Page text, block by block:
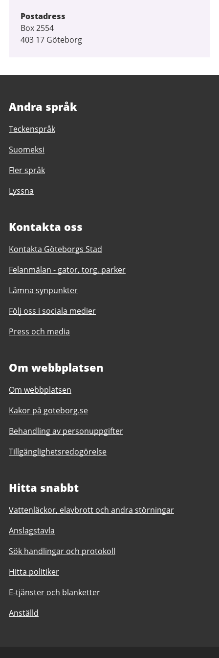
Postadress
Box 2554
403 17 Göteborg
Andra språk
Teckenspråk
Suomeksi
Fler språk
Lyssna
Kontakta oss
Kontakta Göteborgs Stad
Felanmälan - gator, torg, parker
Lämna synpunkter
Följ oss i sociala medier
Press och media
Om webbplatsen
Om webbplatsen
Kakor på goteborg.se
Behandling av personuppgifter
Tillgänglighetsredogörelse
Hitta snabbt
Vattenläckor, elavbrott och andra störningar
Anslagstavla
Sök handlingar och protokoll
Hitta politiker
E-tjänster och blanketter
Anställd